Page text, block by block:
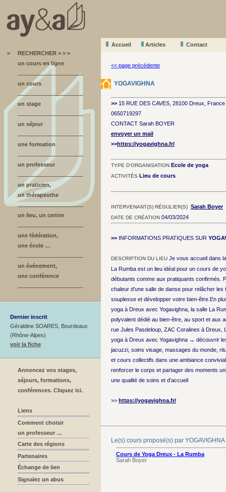
Accueil Articles
Contact
>
RECHERCHER > > >
un cours en ligne
un cours
un stage
un séjour
une formation
un professeur
un praticien,
un thérapeuthe
un lieu, un centre
une fédération,
une école …
un événement,
une conférence
Dernier inscrit
Géraldine SOARES, Bourdeaux
(Rhône-Alpes)
voir la fiche
Annoncez vos stages,
séjours, formations,
conférences. Cliquez ici.
Liens
Comment choisir
un professeur …
Carte des régions
Partenaires
Échange de lien
Signalez un abus
<< page précédente
YOGAVIGHNA
>> 15 RUE DES CAVES, 28100 Dreux, France
0650719297
CONTACT Sarah BOYER
envoyer un mail
>>https://yogavighna.fr/
TYPE D'ORGANISATION Ecole de yoga
ACTIVITÉS Lieu de cours
INTERVENANT(S) RÉGULIER(S) Sarah Boyer
DATE DE CRÉATION 04/03/2024
>> INFORMATIONS PRATIQUES SUR
DESCRIPTION DU LIEU Je vous accueil dans
La Rumba est un lieu idéal pour un cours de
débutants comme aux pratiquants confirmés.
chaleur d’une salle de danse pour relâcher
souplesse et développer votre bien-être.En
yoga à Dreux avec Yogavighna, la salle La
polyvalent dédié au bien-être, au sport et aux
rue Jules Pasdeloup, ZAC Coralines à Dreux,
yoga à Dreux avec Yogavighna → découvrir
jacuzzi, soins visage, massages du monde,
et cours collectifs dans une ambiance
renforcer le corps et partager des moments
une qualité de soins et d’accueil
>> https://yogavighna.fr/
Le(s) cours proposé(s) par YOGAVIGHNA
Cours de Yoga Dreux - La Rumba
Sarah Boyer